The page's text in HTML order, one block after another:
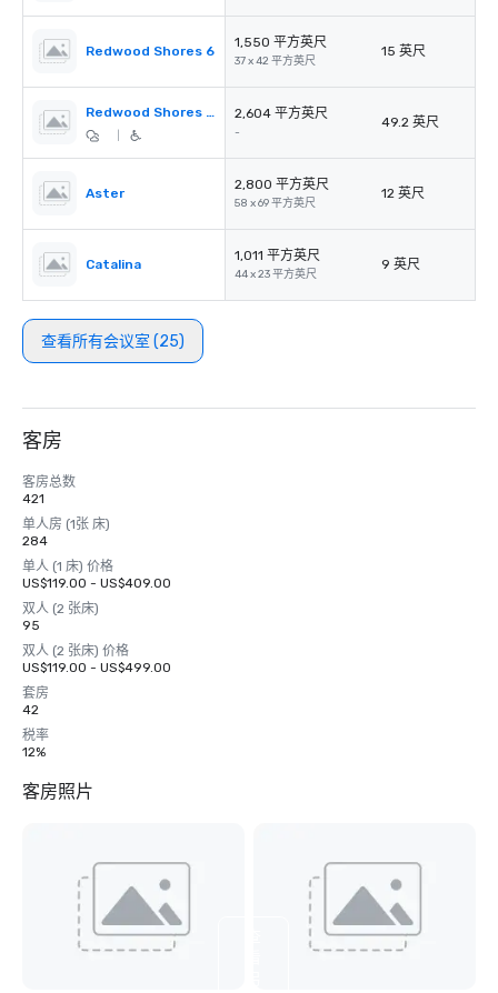
Redwood Shores 6
1,550 平方英尺
37 x 42 平方英尺
15 英尺
Redwood Shores Pre-Function 2,604 平方英尺
-
49.2 英尺
Aster
2,800 平方英尺
58 x 69 平方英尺
12 英尺
Catalina
1,011 平方英尺
44 x 23 平方英尺
9 英尺
查看所有会议室 (25)
客房
客房总数
421
单人房 (1张 床)
284
单人 (1 床) 价格
US$119.00 - US$409.00
双人 (2 张床)
95
双人 (2 张床) 价格
US$119.00 - US$499.00
套房
42
税率
12%
客房照片